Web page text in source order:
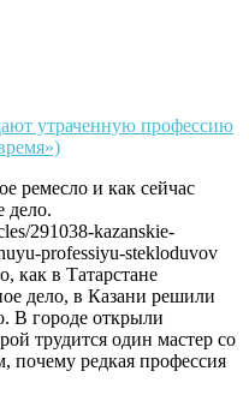
утраченную профессию
ремесло и как сейчас
дело.
291038-kazanskie-
professiyu-stekloduvov
как в Татарстане
дело, в Казани решили
В городе открыли
трудится один мастер со
почему редкая профессия